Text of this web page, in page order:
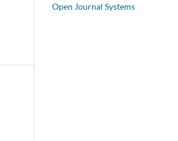
Open Journal Systems